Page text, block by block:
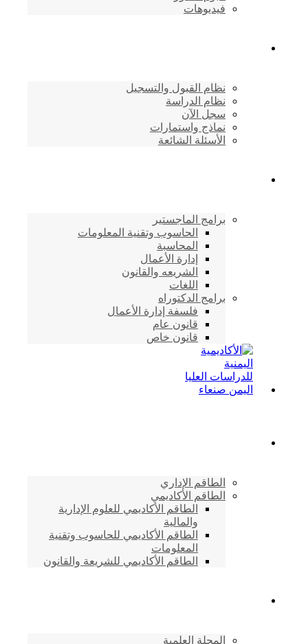
فيديوهات
نظام القبول والتسجيل
نظام الدراسة
سجل الآن
نماذج واستمارات
الأسئلة الشائعة
برامج الماجستير
الحاسوب وتقنية المعلومات
المحاسبة
إدارة الأعمال
الشريعه والقانون
اللغات
برامج الدكتوراه
فلسفة إدارة الأعمال
قانون عام
قانون خاص
الطاقم الإداري
الطاقم الأكاديمي
الطاقم الأكاديمي للعلوم الإدارية
والمالية
الطاقم الأكاديمي للحاسوب وتقنية
المعلومات
الطاقم الأكاديمي للشريعة والقانون
المجلة العلمية